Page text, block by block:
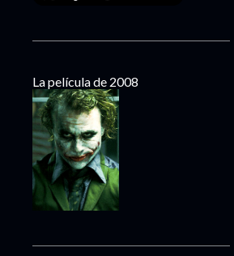
La película de 2008